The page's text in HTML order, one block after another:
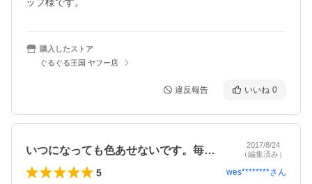
購入したストア
ぐるぐる王国 ヤフー店
違反報告 いいね 0
いつになっても色あせないです。毎年夏に…
2017/8/24
（編集済み）
5 wes********さん